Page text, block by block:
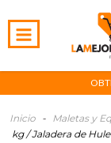
Inicio - Maletas y
kg / Jaladera de